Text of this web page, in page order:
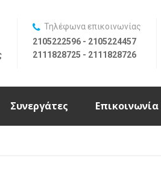
Τηλέφωνα επικοινωνίας
2105222596 - 2105224457
2111828725 - 2111828726
Συνεργάτες Επικοινωνία